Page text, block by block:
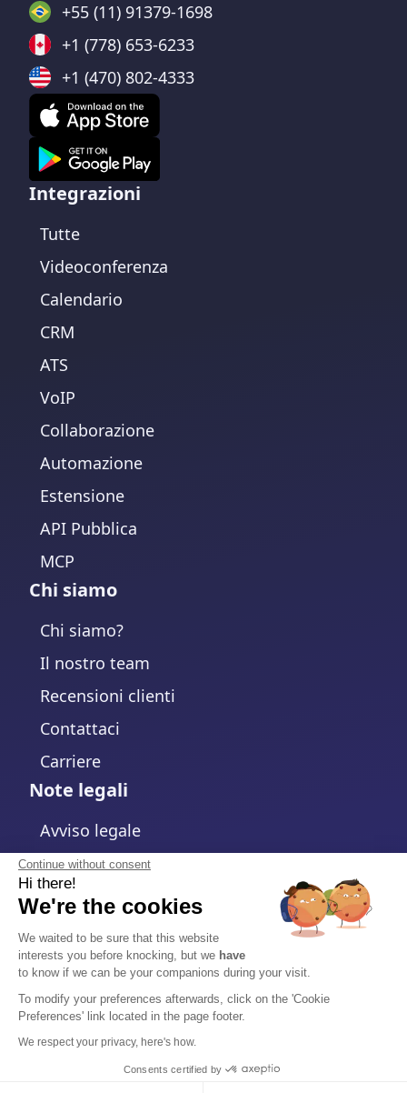
Continue without consent
Hi there!
We're the cookies
We waited to be sure that this website
interests you before knocking, but we have
to know if we can be your companions during your visit.
To modify your preferences afterwards, click on the 'Cookie
Preferences' link located in the page footer.
We respect your privacy, here's how.
Consents certified by
+55 (11) 91379-1698
+1 (778) 653-6233
+1 (470) 802-4333
Integrazioni
Tutte
Videoconferenza
Calendario
CRM
ATS
VoIP
Collaborazione
Automazione
Estensione
API Pubblica
MCP
Chi siamo
Chi siamo?
Il nostro team
Recensioni clienti
Contattaci
Carriere
Note legali
Avviso legale
Informativa sulla Privacy
Politica sui cookie
Modifica impostazioni cookie
Termini e Condizioni
Accordo sul Trattamento dei Dati
Sicurezza